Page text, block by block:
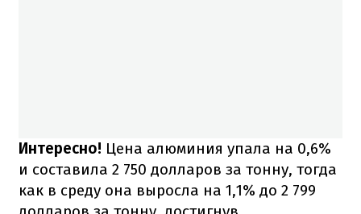
Интересно! Цена алюминия упала на 0,6%
и составила 2 750 долларов за тонну, тогда
как в среду она выросла на 1,1% до 2 799